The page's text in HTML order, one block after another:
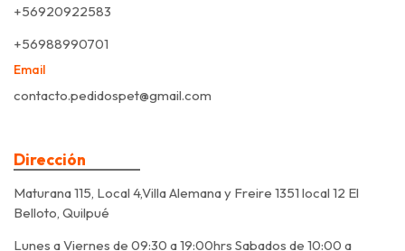
+56920922583
+56988990701
Email
contacto.pedidospet@gmail.com
Dirección
Maturana 115, Local 4,Villa Alemana y Freire 1351 local 12 El
Belloto, Quilpué
Lunes a Viernes de 09:30 a 19:00hrs Sabados de 10:00 a